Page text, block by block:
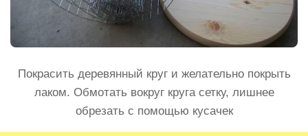
Покрасить деревянный круг и желательно покрыть
лаком. Обмотать вокруг круга сетку, лишнее
обрезать с помощью кусачек